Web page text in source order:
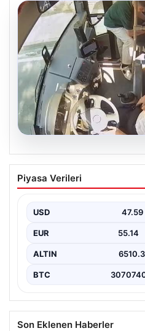
Trabzon’da
Yolcuya Şoförün
yaşındaki yolcu Hasan
Erdoğan’ın…
Piyasa Verileri
USD 47.59
EUR 55.14
ALTIN 6510.3
BTC
Son Eklenen Haberler